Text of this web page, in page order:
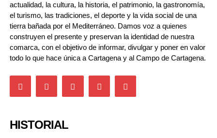
actualidad, la cultura, la historia, el patrimonio, la gastronomía,
el turismo, las tradiciones, el deporte y la vida social de una
tierra bañada por el Mediterráneo. Damos voz a quienes
construyen el presente y preservan la identidad de nuestra
comarca, con el objetivo de informar, divulgar y poner en valor
todo lo que hace única a Cartagena y al Campo de Cartagena.
HISTORIAL